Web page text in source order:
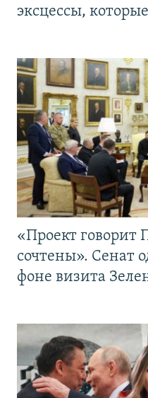
эксцессы,
«Проект
сочтены». Сенат
фоне визита